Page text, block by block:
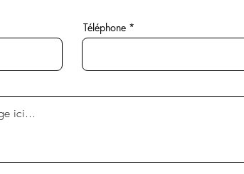
Téléphone